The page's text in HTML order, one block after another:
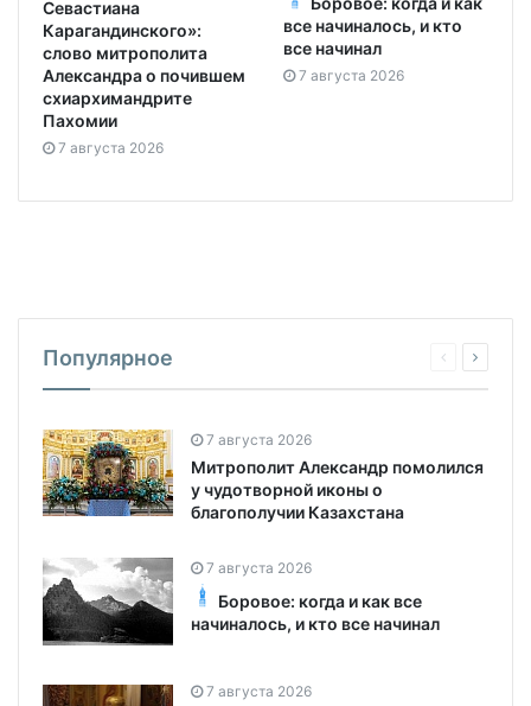
Севастиана
Карагандинского»:
слово митрополита
Александра о почившем
схиархимандрите
Пахомии
7 августа 2026
все начиналось, и кто
все начинал
7 августа 2026
Популярное
7 августа 2026
Митрополит Александр помолился
у чудотворной иконы о
благополучии Казахстана
7 августа 2026
Боровое: когда и как все
начиналось, и кто все начинал
7 августа 2026